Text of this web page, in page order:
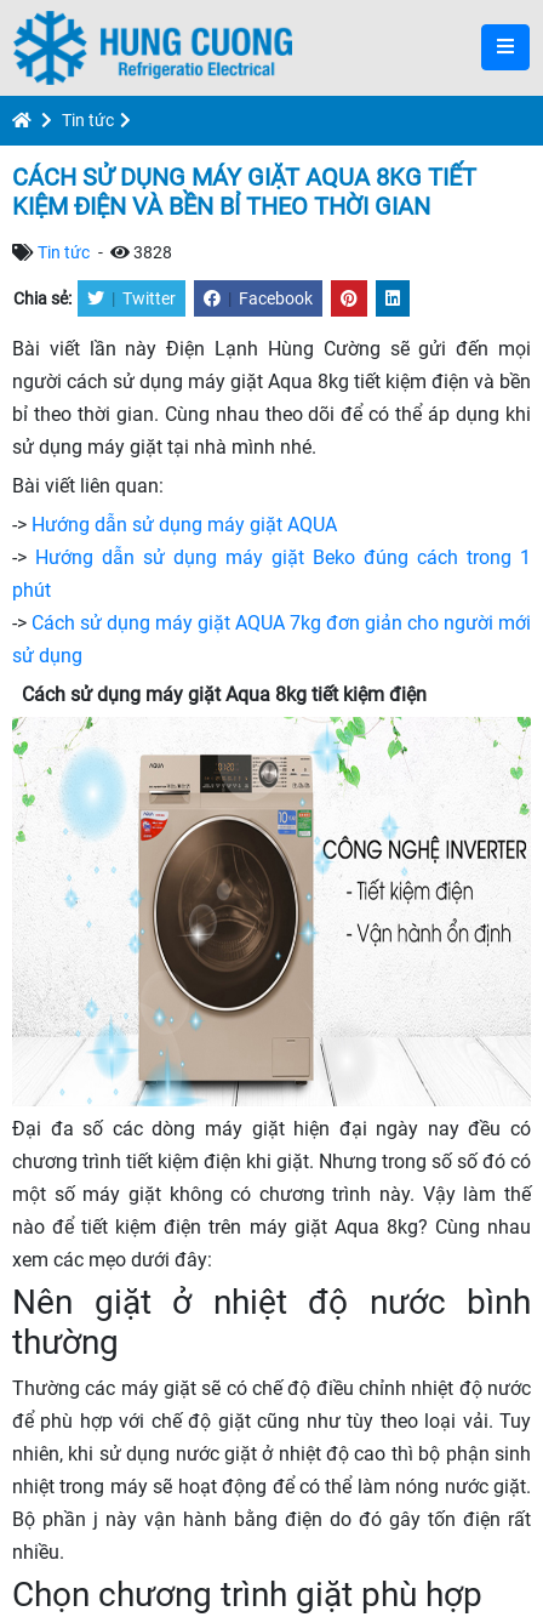
Tin tức
CÁCH SỬ DỤNG MÁY GIẶT AQUA 8KG TIẾT
KIỆM ĐIỆN VÀ BỀN BỈ THEO THỜI GIAN
Tin tức - 3828
Chia sẻ: | Twitter | Facebook
Bài viết lần này Điện Lạnh Hùng Cường sẽ gửi đến mọi
người cách sử dụng máy giặt Aqua 8kg tiết kiệm điện và bền
bỉ theo thời gian. Cùng nhau theo dõi để có thể áp dụng khi
sử dụng máy giặt tại nhà mình nhé.
Bài viết liên quan:
-> Hướng dẫn sử dụng máy giặt AQUA
-> Hướng dẫn sử dụng máy giặt Beko đúng cách trong 1
phút
-> Cách sử dụng máy giặt AQUA 7kg đơn giản cho người mới
sử dụng
Cách sử dụng máy giặt Aqua 8kg tiết kiệm điện
Đại đa số các dòng máy giặt hiện đại ngày nay đều có
chương trình tiết kiệm điện khi giặt. Nhưng trong số số đó có
một số máy giặt không có chương trình này. Vậy làm thế
nào để tiết kiệm điện trên máy giặt Aqua 8kg? Cùng nhau
xem các mẹo dưới đây:
Nên giặt ở nhiệt độ nước bình
thường
Thường các máy giặt sẽ có chế độ điều chỉnh nhiệt độ nước
để phù hợp với chế độ giặt cũng như tùy theo loại vải. Tuy
nhiên, khi sử dụng nước giặt ở nhiệt độ cao thì bộ phận sinh
nhiệt trong máy sẽ hoạt động để có thể làm nóng nước giặt.
Bộ phần j này vận hành bằng điện do đó gây tốn điện rất
nhiều.
Chọn chương trình giặt phù hợp